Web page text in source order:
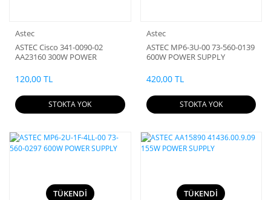
Astec
ASTEC Cisco 341-0090-02
AA23160 300W POWER
120,00 TL
STOKTA YOK
Astec
ASTEC MP6-3U-00 73-560-0139
600W POWER SUPPLY
420,00 TL
STOKTA YOK
TÜKENDİ TÜKENDİ